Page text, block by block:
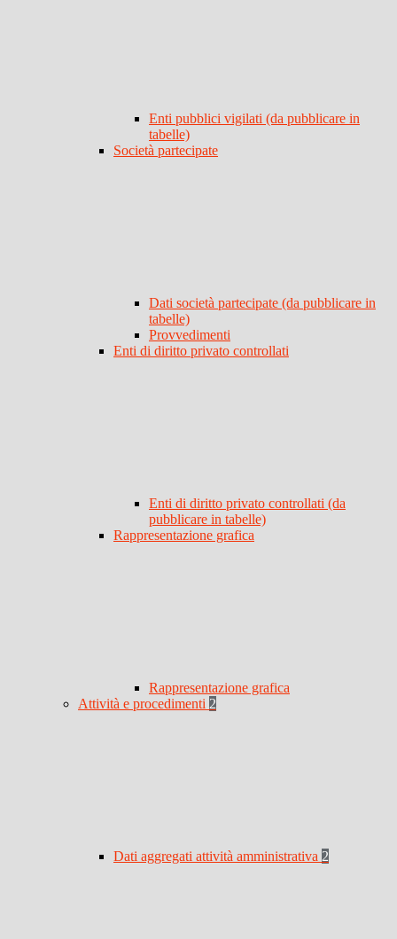
Enti pubblici vigilati (da pubblicare in
tabelle)
Società partecipate
Dati società partecipate (da pubblicare in
tabelle)
Provvedimenti
Enti di diritto privato controllati
Enti di diritto privato controllati (da
pubblicare in tabelle)
Rappresentazione grafica
Rappresentazione grafica
Attività e procedimenti 2
Dati aggregati attività amministrativa 2